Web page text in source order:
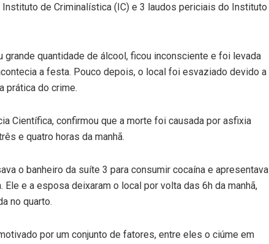
de Criminalística (IC) e 3 laudos periciais do Instituto
grande quantidade de álcool, ficou inconsciente e foi levada
a festa. Pouco depois, o local foi esvaziado devido a
prática do crime.
Científica, confirmou que a morte foi causada por asfixia
e quatro horas da manhã.
o banheiro da suíte 3 para consumir cocaína e apresentava
e a esposa deixaram o local por volta das 6h da manhã,
no quarto.
por um conjunto de fatores, entre eles o ciúme em